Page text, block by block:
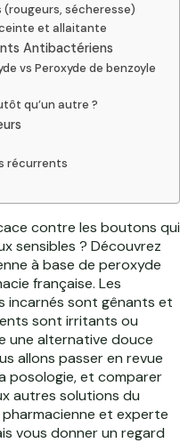
sécheresse)
et allaitante
Antibactériens
vs Peroxyde de benzoyle
qu’un autre ?
récurrents
contre les boutons qui
sensibles ? Découvrez
à base de peroxyde
française. Les
incarnés sont gênants et
sont irritants ou
une alternative douce
allons passer en revue
posologie, et comparer
autres solutions du
pharmacienne et experte
vous donner un regard